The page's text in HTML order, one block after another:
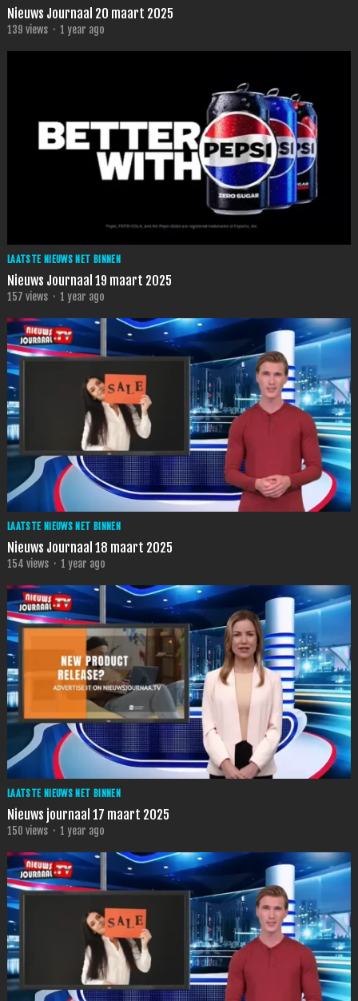
Nieuws Journaal 20 maart 2025
139 views · 1 year ago
LAATSTE NIEUWS NET BINNEN
Nieuws Journaal 19 maart 2025
157 views · 1 year ago
LAATSTE NIEUWS NET BINNEN
Nieuws Journaal 18 maart 2025
154 views · 1 year ago
LAATSTE NIEUWS NET BINNEN
Nieuws journaal 17 maart 2025
150 views · 1 year ago